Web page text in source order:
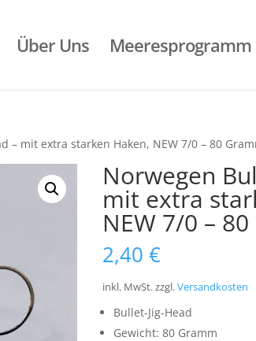
Über Uns Meeresprogramm
– mit extra starken Haken, NEW 7/0 – 80
Norwegen
mit extra
NEW 7/0 –
2,40€
inkl. MwSt.zzgl.Versandkosten
Bullet-Jig-Head
Gewicht: 80 Gramm